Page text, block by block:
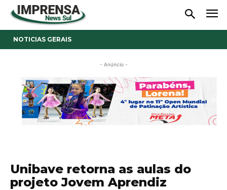
NOTICIAS GERAIS
- Anúncio -
Unibave retorna as aulas do
projeto Jovem Aprendiz